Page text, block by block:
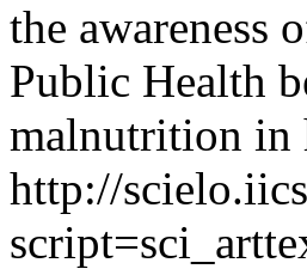
the awareness
Public Health
malnutrition in
http://